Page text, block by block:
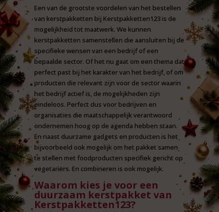
Een van de grootste voordelen van het bestellen
van kerstpakketten bij Kerstpakketten123 is de
mogelijkheid tot maatwerk. We kunnen
kerstpakketten samenstellen die aansluiten bij de
specifieke wensen van een bedrijf of een
bepaalde sector. Of het nu gaat om een thema dat
perfect past bij het karakter van het bedrijf, of om
producten die relevant zijn voor de sector waarin
het bedrijf actief is, de mogelijkheden zijn
eindeloos. Perfect dus voor bedrijven en
organisaties die maatschappelijk verantwoord
ondernemen hoog op de agenda hebben staan.
En naast duurzame gadgets en producten is het
bijvoorbeeld ook mogelijk om het pakket samen
te stellen met foodproducten specifiek gericht op
vegetariërs. En combineren is ook mogelijk.
Waarom kies je voor een
duurzaam kerstpakket van
Kerstpakketten123?